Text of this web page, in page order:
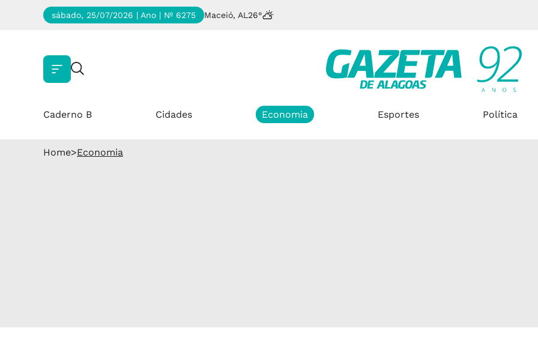
sábado, 25/07/2026 | Ano | Nº 6275 Maceió, AL 26°
Caderno B Cidades Economia Esportes Política
Home>Economia